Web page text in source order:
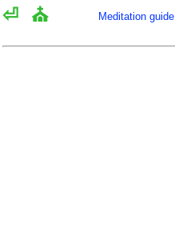
⏎ ⛪ Meditation guide